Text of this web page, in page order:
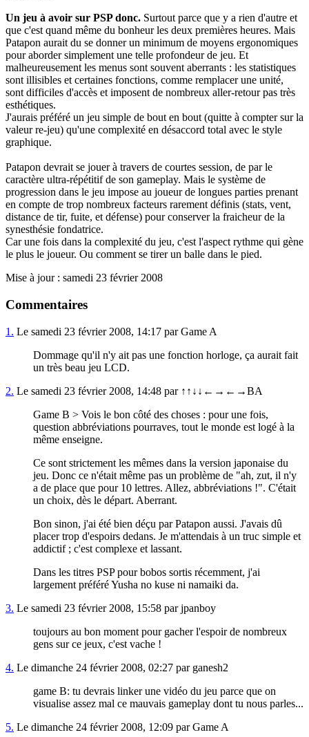
Un jeu à avoir sur PSP donc. Surtout parce que y a rien d'autre et
que c'est quand même du bonheur les deux premières heures. Mais
Patapon aurait du se donner un minimum de moyens ergonomiques
pour aborder simplement une telle profondeur de jeu. Et
malheureusement les menus sont souvent aberrants : les statistiques
sont illisibles et certaines fonctions, comme remplacer une unité,
sont difficiles d'accès et imposent de nombreux aller-retour pas très
esthétiques.
J'aurais préféré un jeu simple de bout en bout (quitte à compter sur la
valeur re-jeu) qu'une complexité en désaccord total avec le style
graphique.
Patapon devrait se jouer à travers de courtes session, de par le
caractère ultra-répétitif de son gameplay. Mais le système de
progression dans le jeu impose au joueur de longues parties prenant
en compte de trop nombreux facteurs rarement définis (stats, vent,
distance de tir, fuite, et défense) pour conserver la fraicheur de la
synesthésie fondatrice.
Car une fois dans la complexité du jeu, c'est l'aspect rythme qui gène
le plus le joueur. Ou comment se tirer un balle dans le pied.
Mise à jour : samedi 23 février 2008
Commentaires
1. Le samedi 23 février 2008, 14:17 par Game A
Dommage qu'il n'y ait pas une fonction horloge, ça aurait fait
un très beau jeu LCD.
2. Le samedi 23 février 2008, 14:48 par ↑↑↓↓←→←→BA
Game B > Vois le bon côté des choses : pour une fois,
question abbréviations pourraves, tout le monde est logé à la
même enseigne.
Ce sont strictement les mêmes dans la version japonaise du
jeu. Donc ce n'était même pas un problème de "ah, zut, il n'y
a de place que pour 10 lettres. Allez, abbréviations !". C'était
un choix, dès le départ. Aberrant.
Bon sinon, j'ai été bien déçu par Patapon aussi. J'avais dû
placer trop d'espoirs dedans. Je m'attendais à un truc simple et
addictif ; c'est complexe et lassant.
Dans les titres PSP pour bobos sortis récemment, j'ai
largement préféré Yusha no kuse ni namaiki da.
3. Le samedi 23 février 2008, 15:58 par jpanboy
toujours au bon moment pour gacher l'espoir de nombreux
gens sur ce jeux, c'est vache !
4. Le dimanche 24 février 2008, 02:27 par ganesh2
game B: tu devrais linker une vidéo du jeu parce que on
visualise assez mal ce mauvais gameplay dont tu nous parles...
5. Le dimanche 24 février 2008, 12:09 par Game A